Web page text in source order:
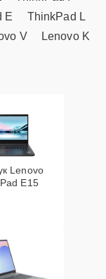
E
ThinkPad L
V
Lenovo K
Lenovo
E15